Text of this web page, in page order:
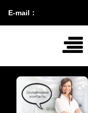
E-mail：
